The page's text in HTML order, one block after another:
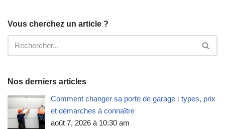
Vous cherchez un article ?
Nos derniers articles
Comment changer sa porte de garage : types, prix
et démarches à connaître
août 7, 2026 à 10:30 am